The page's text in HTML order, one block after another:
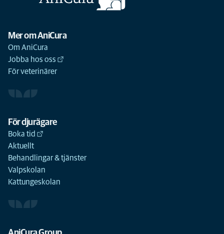
Mer om AniCura
Om AniCura
Jobba hos oss
För veterinärer
För djurägare
Boka tid
Aktuellt
Behandlingar & tjänster
Valpskolan
Kattungeskolan